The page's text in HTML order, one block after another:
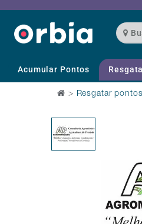
Acumular Pontos
> Resgatar pontos